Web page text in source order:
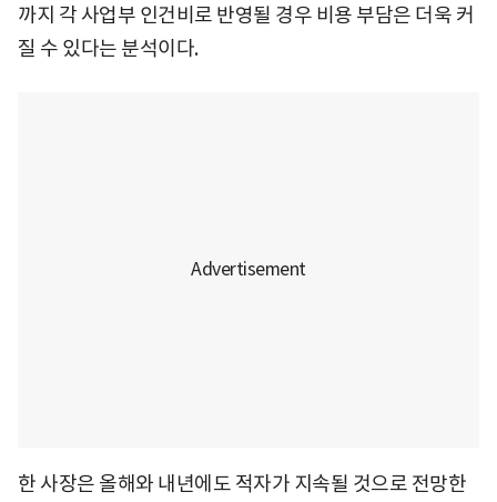
까지 각 사업부 인건비로 반영될 경우 비용 부담은 더욱 커
질 수 있다는 분석이다.
한 사장은 올해와 내년에도 적자가 지속될 것으로 전망한